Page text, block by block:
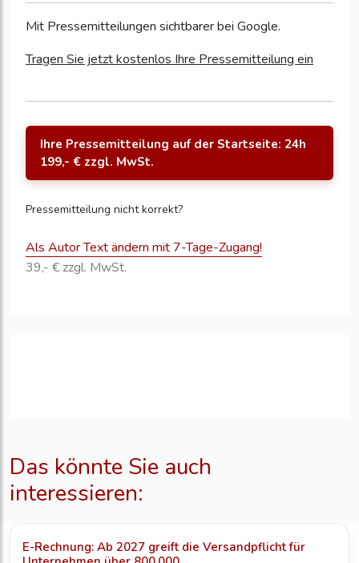
Mit Pressemitteilungen sichtbarer bei Google.
Tragen Sie jetzt kostenlos Ihre Pressemitteilung ein
Ihre Pressemitteilung auf der Startseite: 24h
199,- € zzgl. MwSt.
Pressemitteilung nicht korrekt?
Als Autor Text ändern mit 7-Tage-Zugang!
39,- € zzgl. MwSt.
Das könnte Sie auch
interessieren:
E-Rechnung: Ab 2027 greift die Versandpflicht für